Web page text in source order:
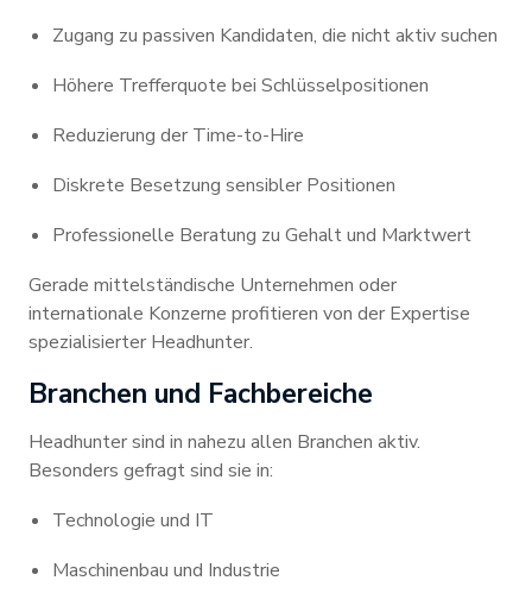
Zugang zu passiven Kandidaten, die nicht aktiv suchen
Höhere Trefferquote bei Schlüsselpositionen
Reduzierung der Time-to-Hire
Diskrete Besetzung sensibler Positionen
Professionelle Beratung zu Gehalt und Marktwert
Gerade mittelständische Unternehmen oder
internationale Konzerne profitieren von der Expertise
spezialisierter Headhunter.
Branchen und Fachbereiche
Headhunter sind in nahezu allen Branchen aktiv.
Besonders gefragt sind sie in:
Technologie und IT
Maschinenbau und Industrie